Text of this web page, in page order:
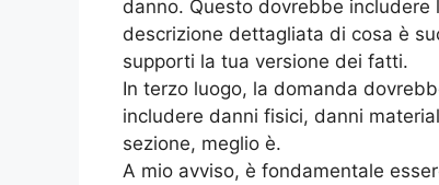
danno. Questo dovrebbe includere
descrizione dettagliata di cosa è
supporti la tua versione dei fatti.
In terzo luogo, la domanda
includere danni fisici, danni
sezione, meglio è.
A mio avviso, è fondamentale